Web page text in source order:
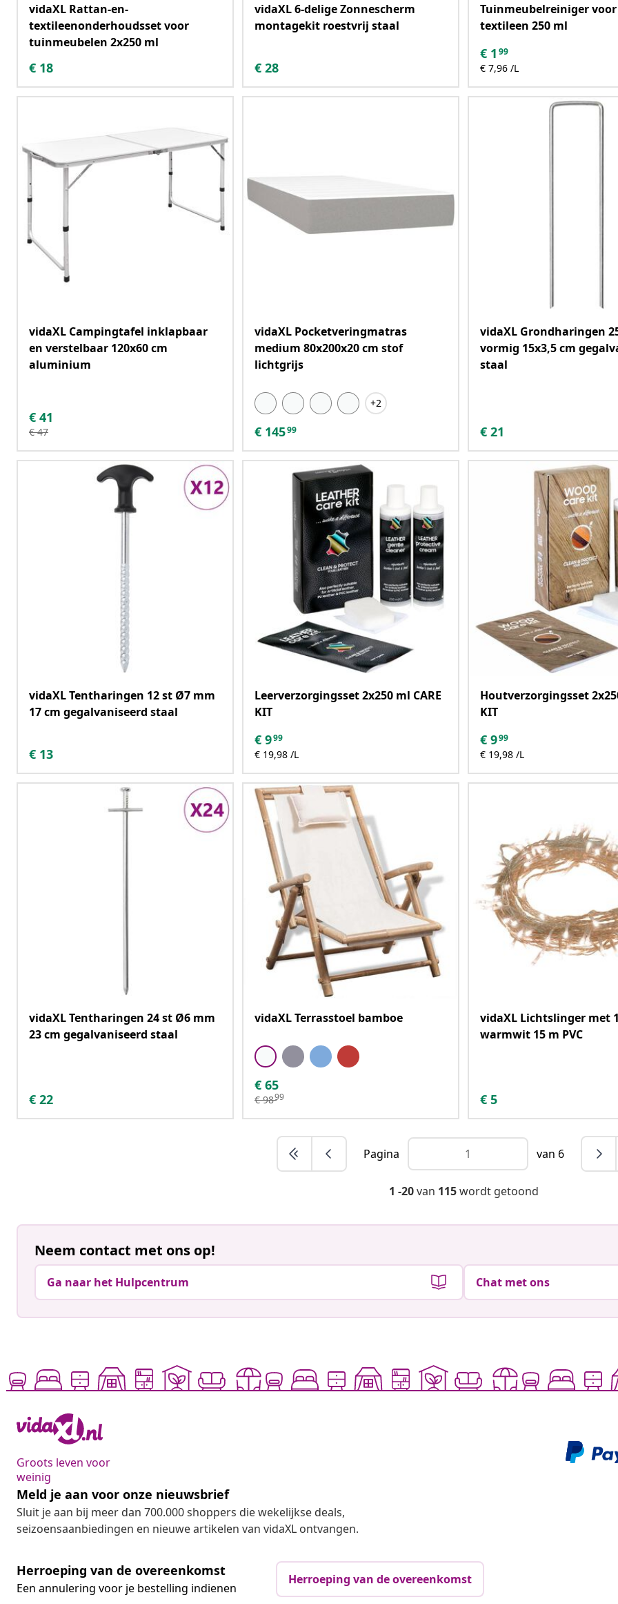
vidaXL Rattan-en-
textileenonderhoudsset voor
tuinmeubelen 2x250 ml
€ 18
vidaXL 6-delige Zonnescherm
montagekit roestvrij staal
€ 28
Tuinmeubelreiniger
textileen 250 ml
€ 1 99
€ 7,96 /L
vidaXL Campingtafel inklapbaar
en verstelbaar 120x60 cm
aluminium
€ 41
€ 47
vidaXL Pocketveringmatras
medium 80x200x20 cm stof
lichtgrijs
+2
€ 14599
vidaXL Grondharingen
vormig 15x3,5 cm
staal
€ 21
vidaXL Tentharingen 12 st Ø7 mm
17 cm gegalvaniseerd staal
€ 13
Leerverzorgingsset 2x250 ml CARE
KIT
€ 999
€ 19,98 /L
Houtverzorgingsset
KIT
€ 999
€ 19,98 /L
vidaXL Tentharingen 24 st Ø6 mm
23 cm gegalvaniseerd staal
€ 22
vidaXL Terrasstoel bamboe
€ 65
€ 9899
vidaXL Lichtslinger met
warmwit 15 m PVC
€ 5
Pagina van 6
1 -20van 115wordt getoond
Neem contact met ons op!
Ga naar het Hulpcentrum Chat met ons
Groots leven voor
weinig
Meld je aan voor onze nieuwsbrief
Sluit je aan bij meer dan 700.000 shoppers die wekelijkse deals,
seizoensaanbiedingen en nieuwe artikelen van vidaXL ontvangen.
Herroeping van de overeenkomst
Een annulering voor je bestelling indienen
Herroeping van de overeenkomst